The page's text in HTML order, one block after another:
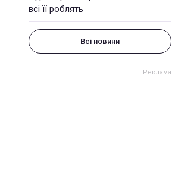
всі її роблять
Всі новини